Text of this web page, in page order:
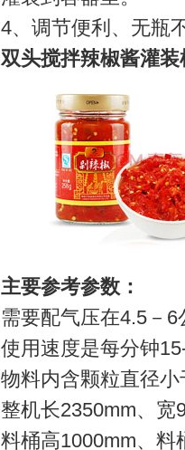
4、调节便利、无瓶
双头搅拌辣椒酱灌
主要参考参数：
需要配气压在4.5－
使用速度是每分钟
物料内含颗粒直径小
整机长2350mm、宽
料桶高1000mm、料